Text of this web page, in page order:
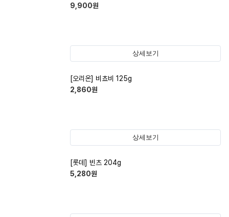
9,900원
상세보기
[오리온] 비쵸비 125g
2,860원
상세보기
[롯데] 빈츠 204g
5,280원